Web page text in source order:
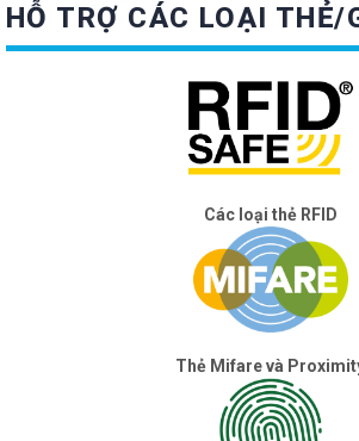
HỖ TRỢ CÁC LOẠI THẺ/
Các loại thẻ RFID
Thẻ Mifare và